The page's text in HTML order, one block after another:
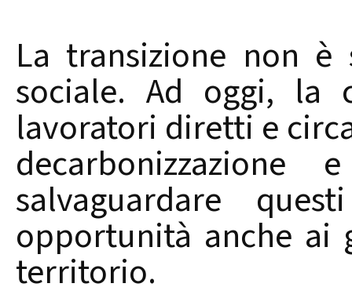
La transizione non è
sociale. Ad oggi, la
lavoratori diretti e
salvaguardare
opportunità anche ai
territorio.